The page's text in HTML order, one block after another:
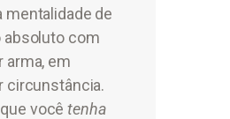
mentalidade de
absoluto com
arma, em
circunstância.
vocêtenha